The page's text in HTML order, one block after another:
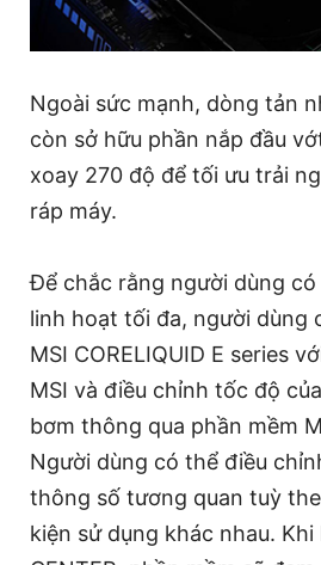
Ngoài sức mạnh, dòng tản
còn sở hữu phần nắp đầu
xoay 270 độ để tối ưu trải
ráp máy.
Để chắc rằng người dùng
linh hoạt tối đa, người dùng
MSI CORELIQUID E series
MSI và điều chỉnh tốc độ
bơm thông qua phần mềm
Người dùng có thể điều
thông số tương quan tuỳ
kiện sử dụng khác nhau.